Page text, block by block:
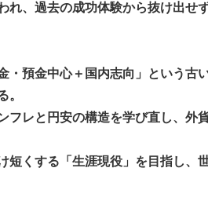
れ、過去の成功体験から抜け出せ
・預金中心＋国内志向」という古
。
フレと円安の構造を学び直し、外
短くする「生涯現役」を目指し、